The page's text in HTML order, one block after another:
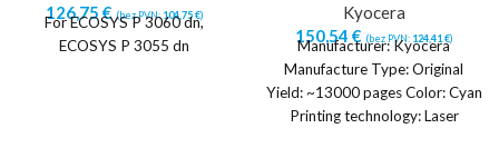
126,75€ (bez PVN:104,75€)
For ECOSYS P 3060 dn,
ECOSYS P 3055 dn
Kyocera
150,54 € (bez PVN: 124,41 €)
Manufacturer: Kyocera
Manufacture Type: Original
Yield: ~13000 pages Color: Cyan
Printing technology: Laser